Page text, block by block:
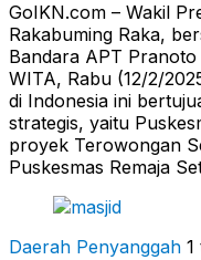
GoIKN.com – Wakil
Rakabuming Raka,
Bandara APT
WITA, Rabu (12/2/
di Indonesia ini
strategis, yaitu
proyek Terowongan
Puskesmas Remaja
Daerah Penyanggah 1